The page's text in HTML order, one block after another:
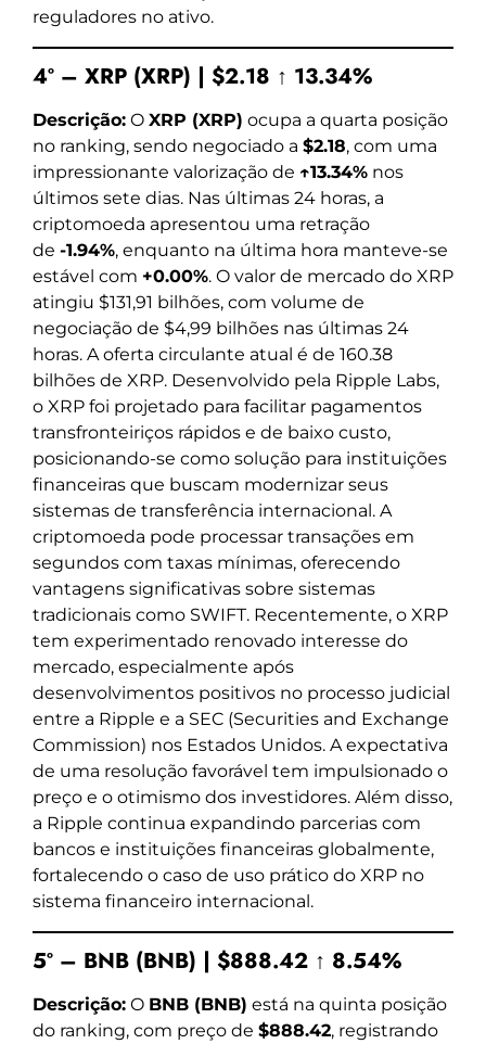
reguladores no ativo.
4º – XRP (XRP) | $2.18 ↑ 13.34%
Descrição: O XRP (XRP) ocupa a quarta posição
no ranking, sendo negociado a $2.18, com uma
impressionante valorização de ↑13.34% nos
últimos sete dias. Nas últimas 24 horas, a
criptomoeda apresentou uma retração
de -1.94%, enquanto na última hora manteve-se
estável com +0.00%. O valor de mercado do XRP
atingiu $131,91 bilhões, com volume de
negociação de $4,99 bilhões nas últimas 24
horas. A oferta circulante atual é de 160.38
bilhões de XRP. Desenvolvido pela Ripple Labs,
o XRP foi projetado para facilitar pagamentos
transfronteiriços rápidos e de baixo custo,
posicionando-se como solução para instituições
financeiras que buscam modernizar seus
sistemas de transferência internacional. A
criptomoeda pode processar transações em
segundos com taxas mínimas, oferecendo
vantagens significativas sobre sistemas
tradicionais como SWIFT. Recentemente, o XRP
tem experimentado renovado interesse do
mercado, especialmente após
desenvolvimentos positivos no processo judicial
entre a Ripple e a SEC (Securities and Exchange
Commission) nos Estados Unidos. A expectativa
de uma resolução favorável tem impulsionado o
preço e o otimismo dos investidores. Além disso,
a Ripple continua expandindo parcerias com
bancos e instituições financeiras globalmente,
fortalecendo o caso de uso prático do XRP no
sistema financeiro internacional.
5º – BNB (BNB) | $888.42 ↑ 8.54%
Descrição: O BNB (BNB) está na quinta posição
do ranking, com preço de $888.42, registrando